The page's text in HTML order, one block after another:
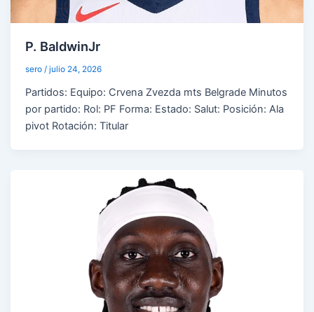
P. BaldwinJr
sero/julio 24, 2026
Partidos: Equipo: Crvena Zvezda mts Belgrade Minutos
por partido: Rol: PF Forma: Estado: Salut: Posición: Ala
pivot Rotación: Titular